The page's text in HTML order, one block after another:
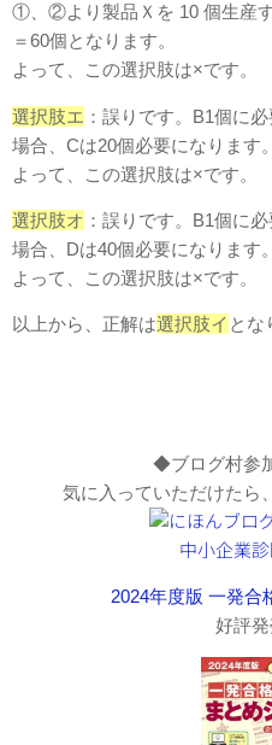
①、②より製品Ｘを 10 個生産
＝60個となります。
よって、この選択肢は×です。
選択肢エ ：誤りです。B1個に
場合、Cは20個必要になります。
よって、この選択肢は×です。
選択肢オ ：誤りです。B1個に
場合、Dは40個必要になります。
よって、この選択肢は×です。
以上から、正解は選択肢イ とな
◆ブログ村参
気に入っていただけたら
2024年度版 一発合
好評発